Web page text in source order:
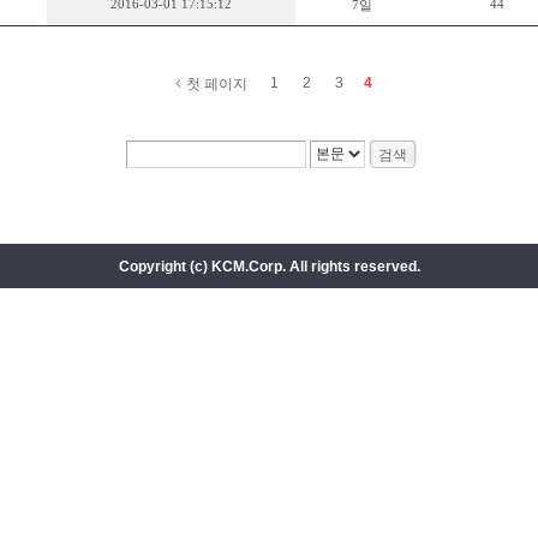
2016-03-01 17:15:12 7일 44
첫 페이지 1 2 3 4
Copyright (c) KCM.Corp. All rights reserved.